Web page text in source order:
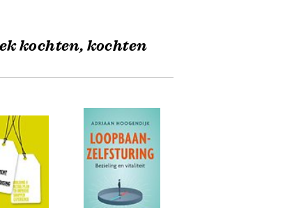
kochten, kochten